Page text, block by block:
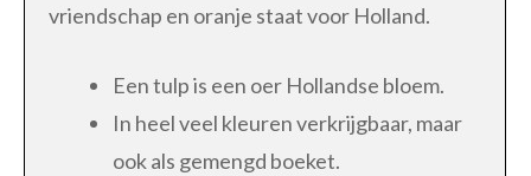
vriendschap en oranje staat voor Holland.
Een tulp is een oer Hollandse bloem.
In heel veel kleuren verkrijgbaar, maar
ook als gemengd boeket.